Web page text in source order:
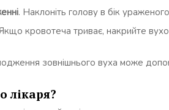
. Наклоніть голову в бік
кровотеча триває, накрийте
зовнішнього вуха може
лікаря?